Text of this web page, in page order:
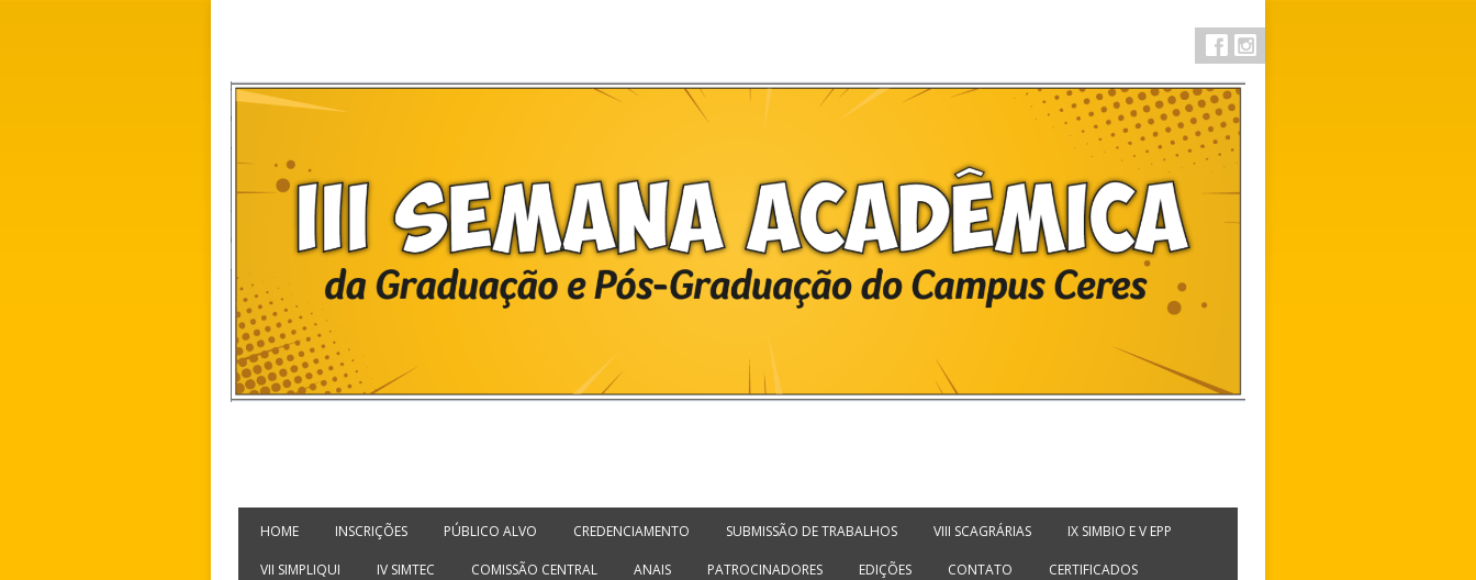
HOME INSCRIÇÕES PÚBLICO ALVO CREDENCIAMENTO SUBMISSÃO DE TRABALHOS VIII SCAGRÁRIAS IX SIMBIO E V EPP
VII SIMPLIQUI IV SIMTEC COMISSÃO CENTRAL ANAIS PATROCINADORES EDIÇÕES CONTATO CERTIFICADOS